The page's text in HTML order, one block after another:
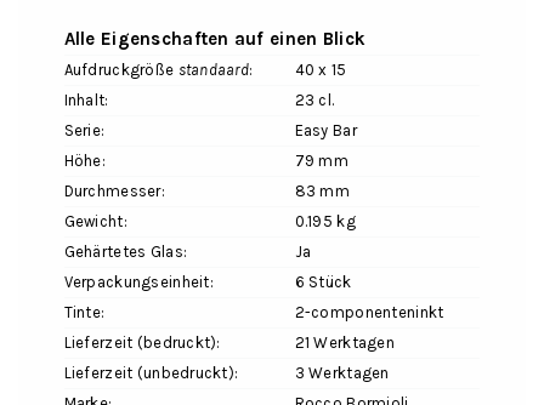
Alle Eigenschaften auf einen Blick
Aufdruckgröße standaard:
40 x 15
Inhalt:
23 cl.
Serie:
Easy Bar
Höhe:
79 mm
Durchmesser:
83 mm
Gewicht:
0.195 kg
Gehärtetes Glas:
Ja
Verpackungseinheit:
6 Stück
Tinte:
2-componenteninkt
Lieferzeit (bedruckt):
21 Werktagen
Lieferzeit (unbedruckt):
3 Werktagen